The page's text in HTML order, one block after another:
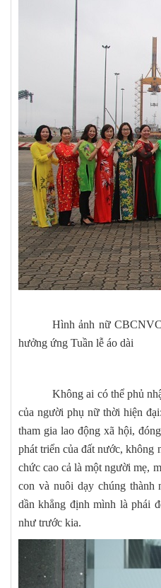
Hình ảnh nữ
hưởng ứng Tuần lễ áo dài
Không ai có thể phủ
của người phụ nữ thời hiện
tham gia lao động xã hội,
phát triển của đất nước, không
chức cao cả là một người mẹ,
con và nuôi dạy chúng thành
dần khẳng định mình là phái
như trước kia.